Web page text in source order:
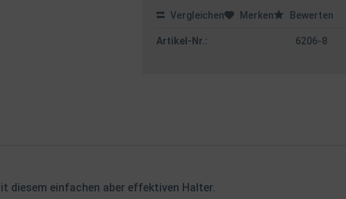
Vergleichen Merken Bewerten
Artikel-Nr.: 6206-8
diesem einfachen aber effektiven Halter.